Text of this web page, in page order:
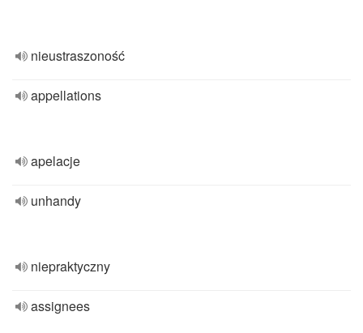
nieustraszoność
appellations
apelacje
unhandy
niepraktyczny
assignees